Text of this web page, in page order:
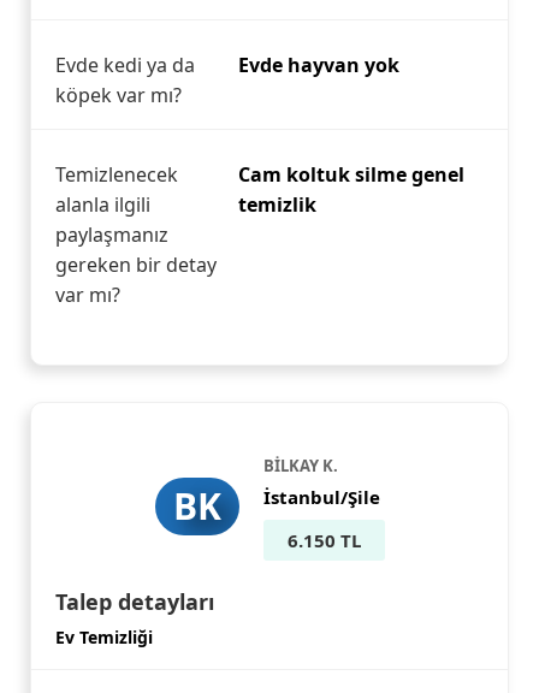
Evde kedi ya da
köpek var mı?
Evde hayvan yok
Temizlenecek
alanla ilgili
paylaşmanız
gereken bir detay
var mı?
Cam koltuk silme genel
temizlik
BK
BİLKAY K.
İstanbul/Şile
6.150 TL
Talep detayları
Ev Temizliği